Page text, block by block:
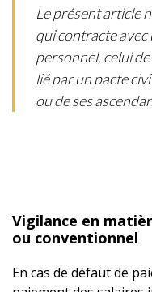
Le présent article
qui contracte
personnel, celui
lié par un pacte
ou de ses
Vigilance en
ou conventionnel
En cas de défaut de